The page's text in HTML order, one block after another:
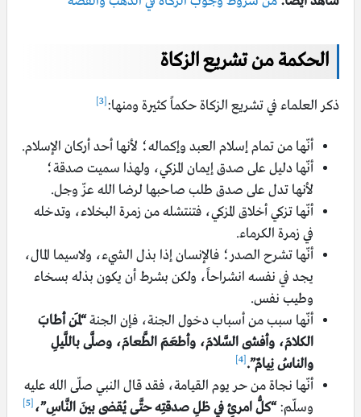
الحكمة من تشريع الزكاة
ذكر العلماء في تشريع الزكاة حكماً كثيرة ومنها:[3]
أنّها من تمام إسلام العبد وإكماله؛ لأنها أحد أركان الإسلام.
أنّها دليل على صدق إيمان المزكي، ولهذا سميت صدقة؛
لأنها تدل على صدق طلب صاحبها لرضا الله عزّ وجل.
أنّها تزكي أخلاق المزكي، فتنتشله من زمرة البخلاء، وتدخله
في زمرة الكرماء.
أنّها تشرح الصدر؛ فالإنسان إذا بذل الشيء، ولاسيما المال،
يجد في نفسه انشراحاً، ولكن بشرط أن يكون بذله بسخاء
وطيب نفس.
أنّها سبب من أسباب دخول الجنة، فإن الجنة“لمَن أطابَ
الكلامَ، وأفشى السَّلامَ، وأطعَمَ الطَّعامَ، وصلَّى باللَّيلِ
والناسُ نِيامٌ”.[4]
أنّها نجاة من حر يوم القيامة، فقد قال النبي صلّى الله عليه
وسلّم:“كلُّ امرئٍ في ظلِ صدقتِه حتَّى يُقضى بينَ النَّاسِ”،[5]